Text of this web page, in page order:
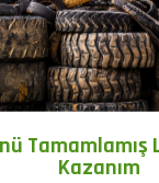
Tamamlamış
Kazanım